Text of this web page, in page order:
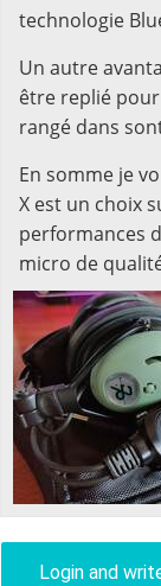
technologie
Un autre
être replié
rangé dans
En somme je
X est un choix
performances
micro de
Login and